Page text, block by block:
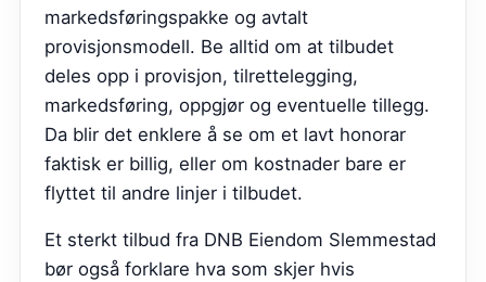
markedsføringspakke og avtalt
provisjonsmodell. Be alltid om at tilbudet
deles opp i provisjon, tilrettelegging,
markedsføring, oppgjør og eventuelle tillegg.
Da blir det enklere å se om et lavt honorar
faktisk er billig, eller om kostnader bare er
flyttet til andre linjer i tilbudet.
Et sterkt tilbud fra DNB Eiendom Slemmestad
bør også forklare hva som skjer hvis